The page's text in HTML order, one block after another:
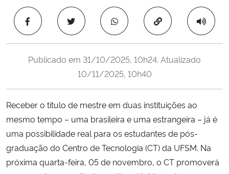
Ministério do Meio Ambiente
Ministério do Turismo
Ministério do Desenvolvimento Regional
Controladoria-Geral da União
Ministério da Mulher, da Família e dos Direitos Humanos
Secretaria de Governo
Copiar para área
Publicado em 31/10/2025, 10h24. Atualizado
10/11/2025, 10h40
Receber o título de mestre em duas instituições ao
mesmo tempo – uma brasileira e uma estrangeira – já é
uma possibilidade real para os estudantes de pós-
graduação do Centro de Tecnologia (CT) da UFSM. Na
próxima quarta-feira, 05 de novembro, o CT promoverá